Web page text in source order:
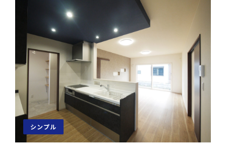
シンプル